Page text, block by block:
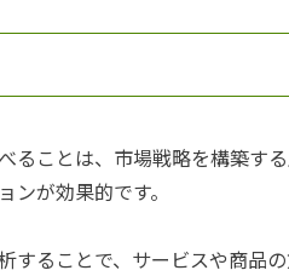
ことは、市場戦略を構築す
が効果的です。
することで、サービスや商品